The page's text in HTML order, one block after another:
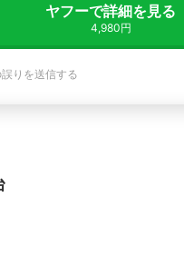
ヤフーで詳細を見る
4,980円
りを送信する